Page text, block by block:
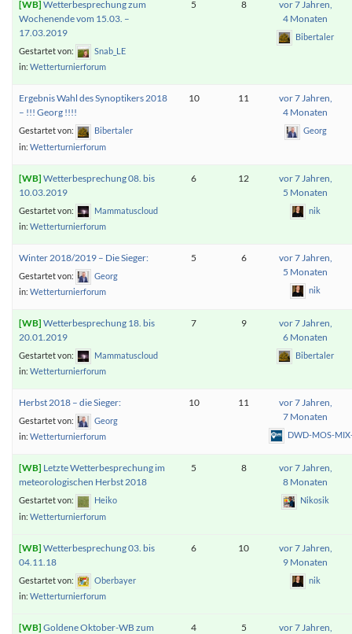
Wetterbesprechung zum
Wochenende vom 15.03. –
17.03.2019
Gestartet von:
Snab_LE
in: Wetterturnierforum
5 8
vor 7 Jahren,
4 Monaten
Bibertaler
Ergebnis Wahl des Synoptikers 2018
– !!! Georg !!!!
Gestartet von:
Bibertaler
in: Wetterturnierforum
10 11
vor 7 Jahren,
4 Monaten
Georg
Wetterbesprechung 08. bis
10.03.2019
Gestartet von:
Mammatuscloud
in: Wetterturnierforum
6 12
vor 7 Jahren,
5 Monaten
nik
Winter 2018/2019 – Die Sieger:
Gestartet von:
Georg
in: Wetterturnierforum
5 6
vor 7 Jahren,
5 Monaten
nik
Wetterbesprechung 18. bis
20.01.2019
Gestartet von:
Mammatuscloud
in: Wetterturnierforum
7 9
vor 7 Jahren,
6 Monaten
Bibertaler
Herbst 2018 – die Sieger:
Gestartet von:
Georg
in: Wetterturnierforum
10 11
vor 7 Jahren,
7 Monaten
DWD-MOS-
Letzte Wetterbesprechung im
meteorologischen Herbst 2018
Gestartet von:
Heiko
in: Wetterturnierforum
5 8
vor 7 Jahren,
8 Monaten
Nikosik
Wetterbesprechung 03. bis
04.11.18
Gestartet von:
Oberbayer
in: Wetterturnierforum
6 10
vor 7 Jahren,
9 Monaten
nik
Goldene Oktober-WB zum
4 5
vor 7 Jahren,